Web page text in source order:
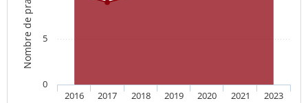
2016 2017 2018 2019 2020 2021 2023
0
5